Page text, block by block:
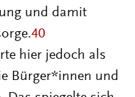
und damit
40
hier jedoch als
Bürger*innen und